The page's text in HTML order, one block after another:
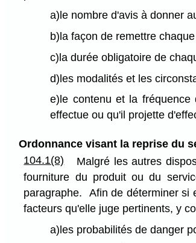
a)le nombre d'avis à donner
b)la façon de remettre
c)la durée obligatoire de
d)les modalités et les
e)le contenu et la fréquence
effectue ou qu'il projette
Ordonnance visant la reprise du
104.1(8)
Malgré les autres
fourniture du produit ou du
paragraphe. Afin de déterminer si
facteurs qu'elle juge pertinents, y
a)les probabilités de danger